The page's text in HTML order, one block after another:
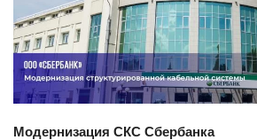
Смотреть проект
Модернизация СКС Сбербанка